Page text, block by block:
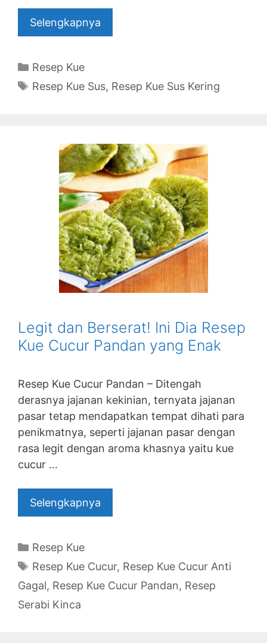
Selengkapnya
Categories
Resep Kue
Tags
Resep Kue Sus, Resep Kue Sus Kering
Legit dan Berserat! Ini Dia Resep
Kue Cucur Pandan yang Enak
Resep Kue Cucur Pandan – Ditengah
derasnya jajanan kekinian, ternyata jajanan
pasar tetap mendapatkan tempat dihati para
penikmatnya, seperti jajanan pasar dengan
rasa legit dengan aroma khasnya yaitu kue
cucur …
Selengkapnya
Categories
Resep Kue
Tags
Resep Kue Cucur, Resep Kue Cucur Anti
Gagal, Resep Kue Cucur Pandan, Resep
Serabi Kinca